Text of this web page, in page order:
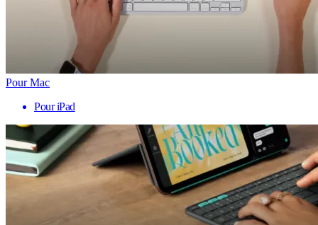
Pour Mac
Pour iPad